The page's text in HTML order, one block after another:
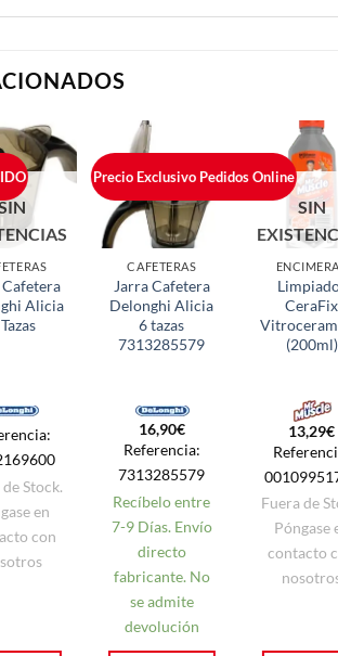
Cafetera
Alicia
Stock.
en
con
Precio Exclusivo Pedidos Online
CAFETERAS
Jarra Cafetera
Delonghi Alicia
6 tazas
7313285579
16,90€
Referencia:
7313285579
Recíbelo entre
7-9 Días. Envío
directo
fabricante. No
se admite
devolución
SIN
CeraFix
(200ml)
13,29€
Fuera de
Póngase
contacto